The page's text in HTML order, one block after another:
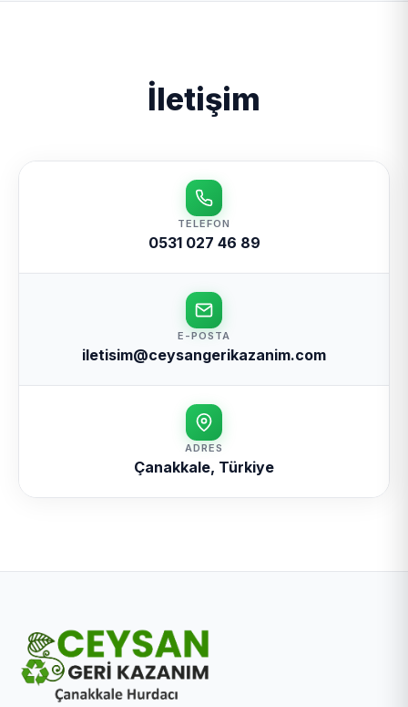
ödeme ve hızlı havale/EFT yöntemi ile çalışmaktadır.
İletişim
TELEFON
0531 027 46 89
E-POSTA
iletisim@ceysangerikazanim.com
ADRES
Çanakkale, Türkiye